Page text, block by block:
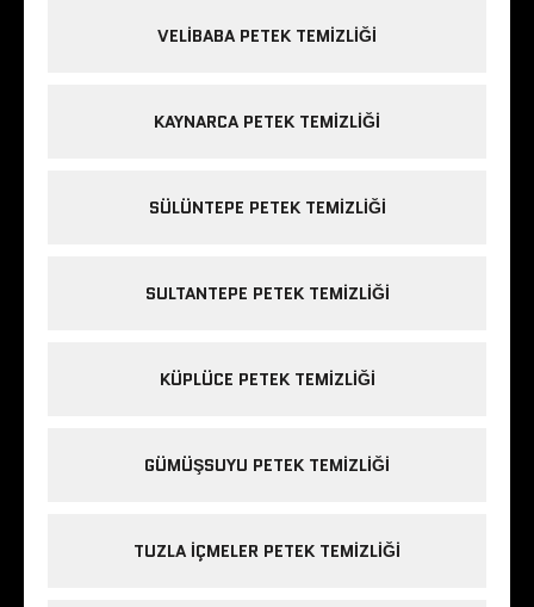
VELIBABA PETEK TEMIZLIĞI
KAYNARCA PETEK TEMIZLIĞI
SÜLÜNTEPE PETEK TEMIZLIĞI
SULTANTEPE PETEK TEMIZLIĞI
KÜPLÜCE PETEK TEMIZLIĞI
GÜMÜŞSUYU PETEK TEMIZLIĞI
TUZLA IÇMELER PETEK TEMIZLIĞI